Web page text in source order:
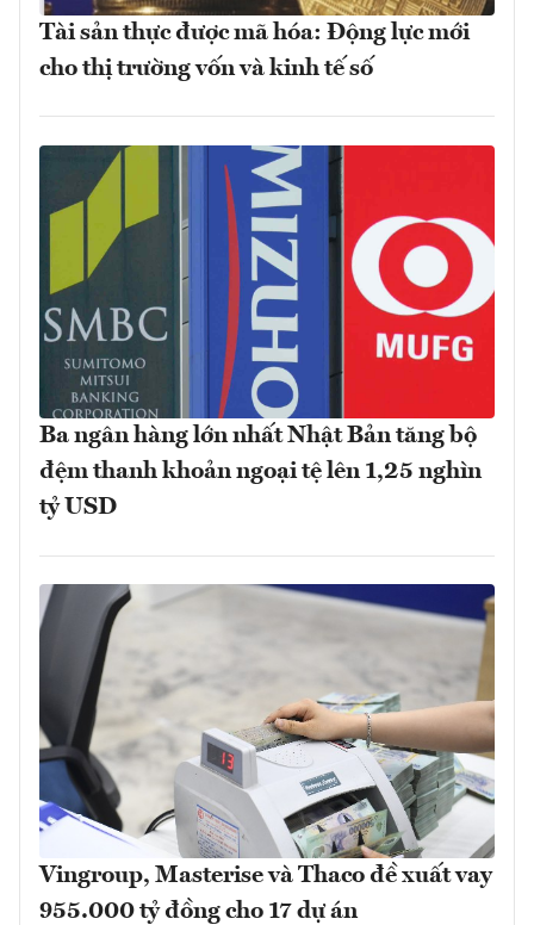
Tài sản thực được mã hóa: Động lực mới
cho thị trường vốn và kinh tế số
Ba ngân hàng lớn nhất Nhật Bản tăng bộ
đệm thanh khoản ngoại tệ lên 1,25 nghìn
tỷ USD
Vingroup, Masterise và Thaco đề xuất vay
955.000 tỷ đồng cho 17 dự án